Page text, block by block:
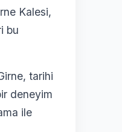
Kalesi,
bu
tarihi
deneyim
ile